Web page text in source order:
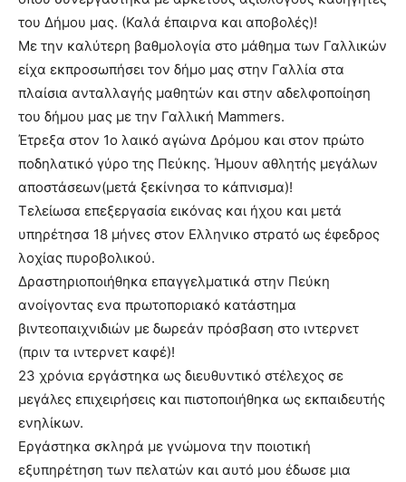
του Δήμου μας. (Καλά έπαιρνα και αποβολές)!
Με την καλύτερη βαθμολογία στο μάθημα των Γαλλικών
είχα εκπροσωπήσει τον δήμο μας στην Γαλλία στα
πλαίσια ανταλλαγής μαθητών και στην αδελφοποίηση
του δήμου μας με την Γαλλική Mammers.
Έτρεξα στον 1ο λαικό αγώνα Δρόμου και στον πρώτο
ποδηλατικό γύρο της Πεύκης. Ήμουν αθλητής μεγάλων
αποστάσεων(μετά ξεκίνησα το κάπνισμα)!
Τελείωσα επεξεργασία εικόνας και ήχου και μετά
υπηρέτησα 18 μήνες στον Ελληνικο στρατό ως έφεδρος
λοχίας πυροβολικού.
Δραστηριοποιήθηκα επαγγελματικά στην Πεύκη
ανοίγοντας ενα πρωτοποριακό κατάστημα
βιντεοπαιχνιδιών με δωρεάν πρόσβαση στο ιντερνετ
(πριν τα ιντερνετ καφέ)!
23 χρόνια εργάστηκα ως διευθυντικό στέλεχος σε
μεγάλες επιχειρήσεις και πιστοποιήθηκα ως εκπαιδευτής
ενηλίκων.
Εργάστηκα σκληρά με γνώμονα την ποιοτική
εξυπηρέτηση των πελατών και αυτό μου έδωσε μια